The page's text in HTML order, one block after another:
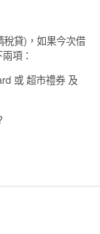
貸)，如果今次借
項：
或 超市禮券 及